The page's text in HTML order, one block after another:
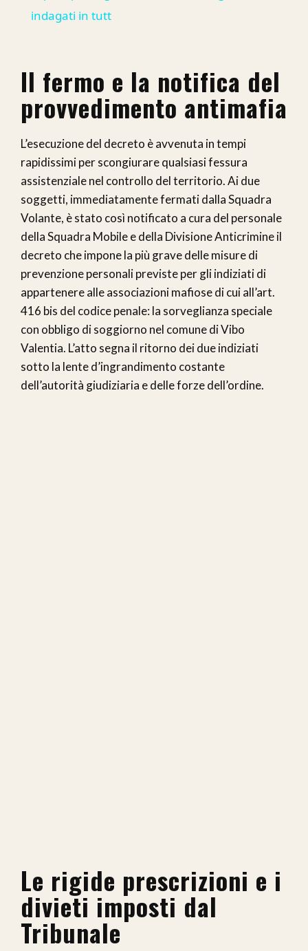
indagati in tutt
Il fermo e la notifica del
provvedimento antimafia
L’esecuzione del decreto è avvenuta in tempi
rapidissimi per scongiurare qualsiasi fessura
assistenziale nel controllo del territorio. Ai due
soggetti, immediatamente fermati dalla Squadra
Volante, è stato così notificato a cura del personale
della Squadra Mobile e della Divisione Anticrimine il
decreto che impone la più grave delle misure di
prevenzione personali previste per gli indiziati di
appartenere alle associazioni mafiose di cui all’art.
416 bis del codice penale: la sorveglianza speciale
con obbligo di soggiorno nel comune di Vibo
Valentia. L’atto segna il ritorno dei due indiziati
sotto la lente d’ingrandimento costante
dell’autorità giudiziaria e delle forze dell’ordine.
Le rigide prescrizioni e i
divieti imposti dal
Tribunale